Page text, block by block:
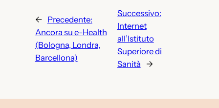
←
Precedente:
Ancora su e-Health
(Bologna, Londra,
Barcellona)
Successivo:
Internet
all’Istituto
Superiore di
Sanità
→